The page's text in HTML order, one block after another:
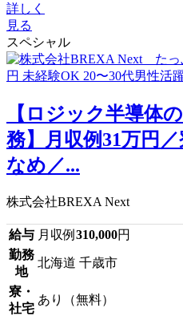
詳しく
見る
スペシャル
【ロジック半導体
務】月収例31万円
なめ／...
株式会社BREXA Next
給与 月収例 310,000円
勤務
地
北海道 千歳市
寮・
社宅
あり（無料）